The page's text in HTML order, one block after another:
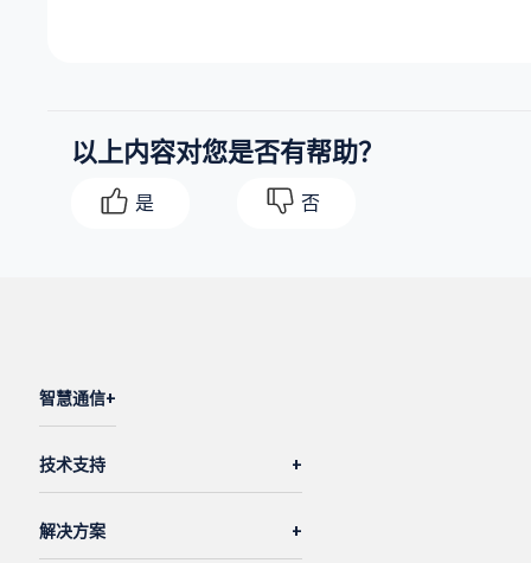
以上内容对您是否有帮助？
是 否
智慧通信
技术支持
解决方案